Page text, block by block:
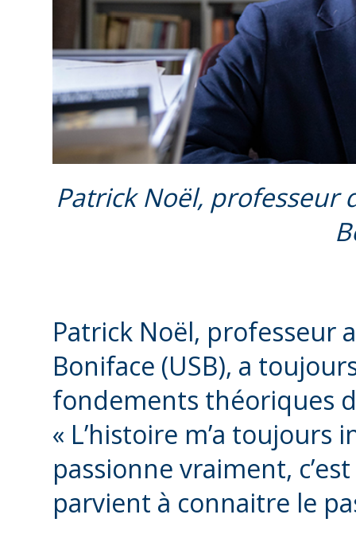
Patrick Noël, professeur
Patrick Noël, professeur
Boniface (USB), a
fondements théoriques
« L’histoire m’a toujours
passionne vraiment,
parvient à connaitre le